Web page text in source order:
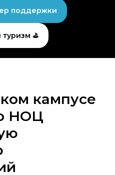
поддержки
⛳
кампусе
НОЦ